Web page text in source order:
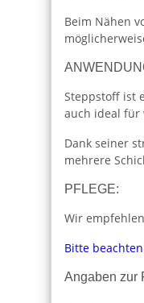
Beim Nähen
Steppstoff ist
auch ideal für
Dank seiner
mehrere
PFLEGE:
Wir
Bitte
Angaben zur